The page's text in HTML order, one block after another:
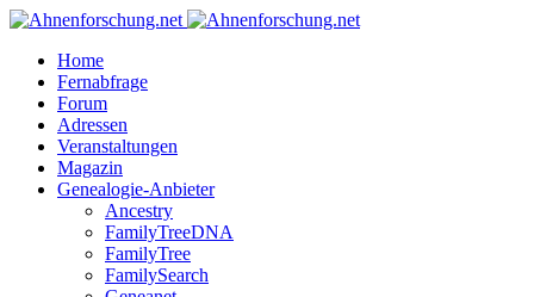
Home
Fernabfrage
Forum
Adressen
Veranstaltungen
Magazin
Genealogie-Anbieter
Ancestry
FamilyTreeDNA
FamilyTree
FamilySearch